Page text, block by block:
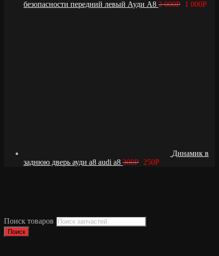
безопасности передний левый Ауди А8 2 000Р 1 000Р
Динамик в
заднюю дверь ауди а8 audi a8 300Р 250Р
Поиск товаров
Поиск